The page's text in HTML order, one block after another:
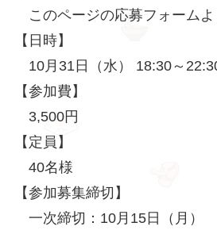
このページの応募フォームよ
【日時】
10月31日（水） 18:30～
【参加費】
3,500円
【定員】
40名様
【参加募集締切】
一次締切：10月15日（月）